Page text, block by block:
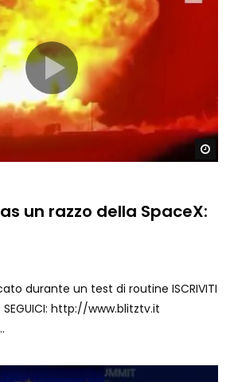
un razzo della SpaceX:
durante un test di routine ISCRIVITI
SEGUICI: http://www.blitztv.it